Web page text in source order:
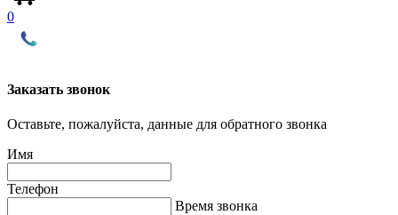
0
Заказать звонок
Оставьте, пожалуйста, данные для обратного звонка
Имя
Телефон
Время звонка